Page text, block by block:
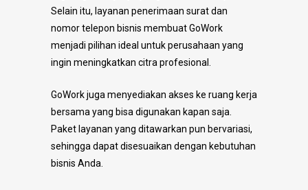
Selain itu, layanan penerimaan surat dan
nomor telepon bisnis membuat GoWork
menjadi pilihan ideal untuk perusahaan yang
ingin meningkatkan citra profesional.
GoWork juga menyediakan akses ke ruang kerja
bersama yang bisa digunakan kapan saja.
Paket layanan yang ditawarkan pun bervariasi,
sehingga dapat disesuaikan dengan kebutuhan
bisnis Anda.